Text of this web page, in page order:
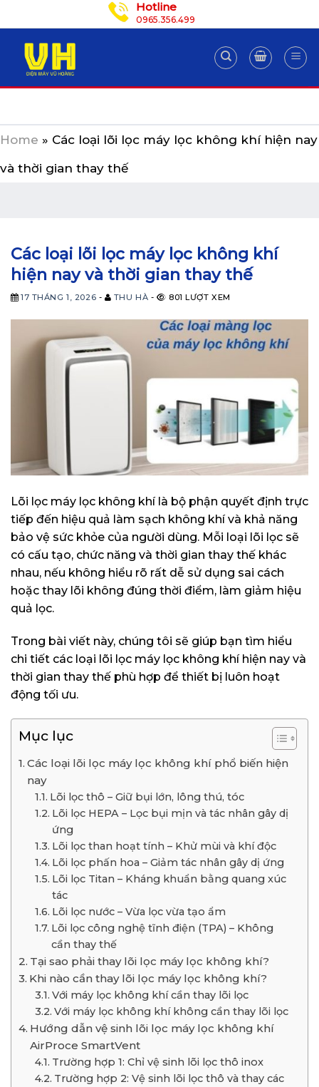
to
content
Hotline
0965.356.499
Home » Các loại lõi lọc máy lọc không khí hiện nay
và thời gian thay thế
Các loại lõi lọc máy lọc không khí
hiện nay và thời gian thay thế
17 THÁNG 1, 2026 - THU HÀ - 801 LƯỢT XEM
Lõi lọc máy lọc không khí là bộ phận quyết định trực
tiếp đến hiệu quả làm sạch không khí và khả năng
bảo vệ sức khỏe của người dùng. Mỗi loại lõi lọc sẽ
có cấu tạo, chức năng và thời gian thay thế khác
nhau, nếu không hiểu rõ rất dễ sử dụng sai cách
hoặc thay lõi không đúng thời điểm, làm giảm hiệu
quả lọc.
Trong bài viết này, chúng tôi sẽ giúp bạn tìm hiểu
chi tiết các loại lõi lọc máy lọc không khí hiện nay và
thời gian thay thế phù hợp để thiết bị luôn hoạt
động tối ưu.
Mục lục
Các loại lõi lọc máy lọc không khí phổ biến hiện
nay
Lõi lọc thô – Giữ bụi lớn, lông thú, tóc
Lõi lọc HEPA – Lọc bụi mịn và tác nhân gây dị
ứng
Lõi lọc than hoạt tính – Khử mùi và khí độc
Lõi lọc phấn hoa – Giảm tác nhân gây dị ứng
Lõi lọc Titan – Kháng khuẩn bằng quang xúc
tác
Lõi lọc nước – Vừa lọc vừa tạo ẩm
Lõi lọc công nghệ tĩnh điện (TPA) – Không
cần thay thế
Tại sao phải thay lõi lọc máy lọc không khí?
Khi nào cần thay lõi lọc máy lọc không khí?
Với máy lọc không khí cần thay lõi lọc
Với máy lọc không khí không cần thay lõi lọc
Hướng dẫn vệ sinh lõi lọc máy lọc không khí
AirProce SmartVent
Trường hợp 1: Chỉ vệ sinh lõi lọc thô inox
Trường hợp 2: Vệ sinh lõi lọc thô và thay các